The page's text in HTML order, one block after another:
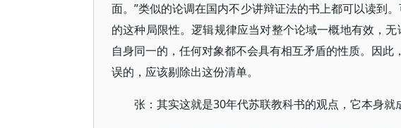
面。”类似的论调在国内不少讲辩证法的书上都可以读到
的这种局限性。逻辑规律应当对整个论域一概地有效，
自身同一的，任何对象都不会具有相互矛盾的性质。因此
误的，应该剔除出这份清单。
张：其实这就是30年代苏联教科书的观点，它本身就